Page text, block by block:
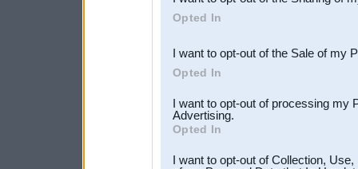
third parties.
Opted In
I want to opt-out of the Sale of my
Opted In
I want to opt-out of processing my
Advertising.
Opted In
I want to opt-out of Collection,